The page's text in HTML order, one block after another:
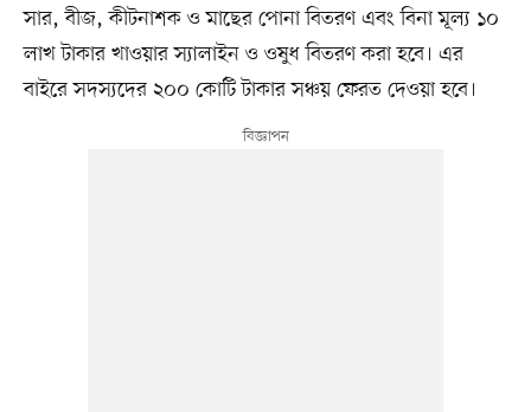
সার, বীজ, কীটনাশক ও মাছের পোনা বিতরণ এবং বিনা মূল্য ১০
লাখ টাকার খাওয়ার স্যালাইন ও ওষুধ বিতরণ করা হবে। এর
বাইরে সদস্যদের ২০০ কোটি টাকার সঞ্চয় ফেরত দেওয়া হবে।